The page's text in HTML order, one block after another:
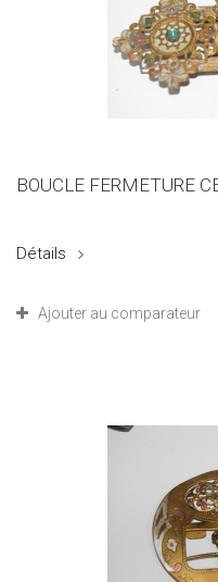
BOUCLE FERMETURE
Détails
Ajouter au comparateur